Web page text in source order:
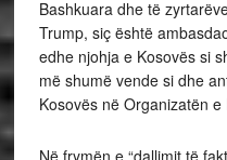
Bashkuara dhe të
Trump, siç është
edhe njohja e Kosovës si
më shumë vende si dhe
Kosovës në Organizatën